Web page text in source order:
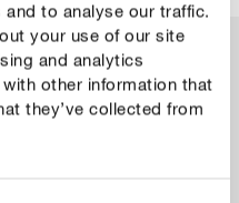
to analyse our traffic.
your use of our site
and analytics
other information that
they’ve collected from